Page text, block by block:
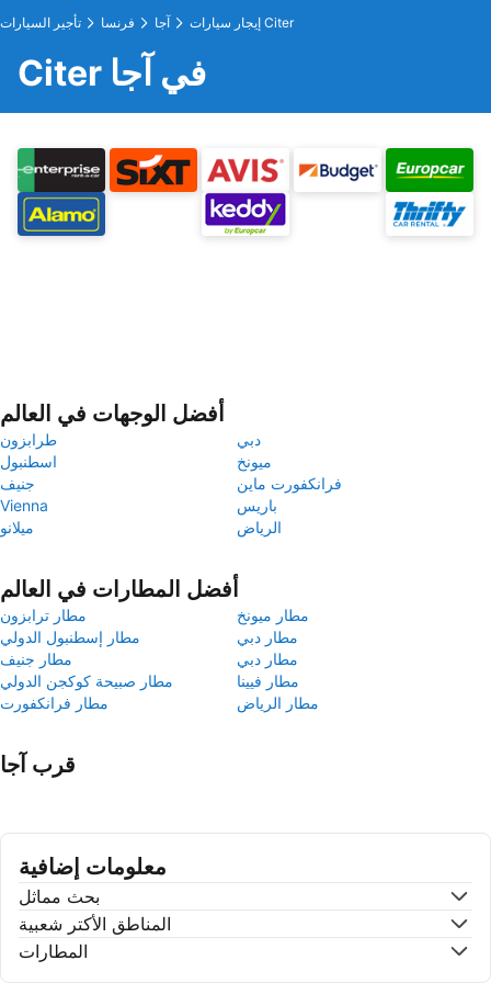
تأجير السيارات فرنسا آجا إيجار سيارات Citer
Citer في آجا
أفضل الوجهات في العالم
طرابزون
دبي
اسطنبول
ميونخ
جنيف
فرانكفورت ماين
Vienna
باريس
ميلانو
الرياض
أفضل المطارات في العالم
مطار ترابزون
مطار ميونخ
مطار إسطنبول الدولي
مطار دبي
مطار جنيف
مطار دبي
مطار صبيحة كوكجن الدولي
مطار فيينا
مطار فرانكفورت
مطار الرياض
قرب آجا
معلومات إضافية
بحث مماثل
المناطق الأكتر شعبية
المطارات